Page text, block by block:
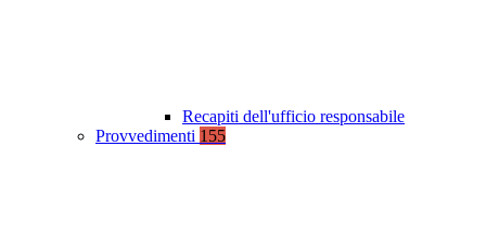
Recapiti dell'ufficio responsabile
Provvedimenti 155